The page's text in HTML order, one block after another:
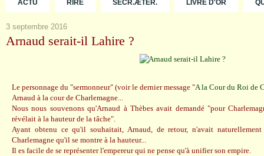
ACTU RIRE SECR.ÆTER. LIVRE D'OR
3 septembre 2016
Arnaud serait-il Lahire ?
Le personnage du "sermonneur" (voir le dernier message "A la Cour du Roi de
Arnaud à la cour de Charlemagne...
Nous nous souvenons qu'Arnaud à Thèbes avait demandé "pour
révélait à la hauteur de la tâche".
Ayant obtenu ce qu'il souhaitait, Arnaud, de retour, n'avait
Charlemagne qu'il se montre à la hauteur...
Il es facile de se représenter l'empereur qui ne pense qu'à unifier son empire.